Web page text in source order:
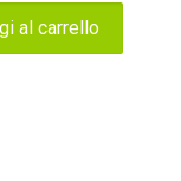
al carrello